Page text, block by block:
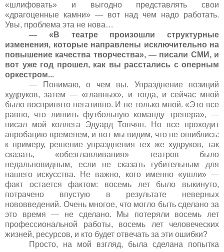
«шлифовать» и выгодно представлять свои
«драгоценные камни» — вот над чем надо работать.
Увы, проблема эта не нова…
— «В театре произошли структурные
изменения, которые направлены исключительно на
повышение качества творчества», — писали СМИ, и
вот уже год прошел, как вы расстались с оперным
оркестром...
— Понимаю, о чем вы. Упразднение позиций
худруков, затем — «главных», и тогда, и сейчас мной
было воспринято негативно. И не только мной. «Это все
равно, что лишить футбольную команду тренера», —
писал мой коллега Эдуард Топчян. Но все проходит
апробацию временем, и вот мы видим, что не ошиблись:
к примеру, решение упразднения тех же худруков, так
сказать, «обезглавливания» театров было
недальновидным, если не сказать губительным для
нашего искусства. Не важно, кого именно «ушли» —
факт остается фактом: восемь лет было выкинуто,
потрачено впустую в результате неверных
нововведений. Очень многое, что могло быть сделано за
это время — не сделано. Мы потеряли восемь лет
профессиональной работы, восемь лет человеческих
жизней, ресурсов, и кто будет отвечать за эти ошибки?
Просто, на мой взгляд, была сделана попытка